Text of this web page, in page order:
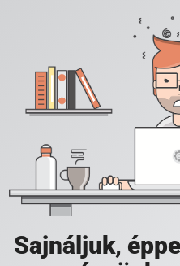
Sajnáljuk,